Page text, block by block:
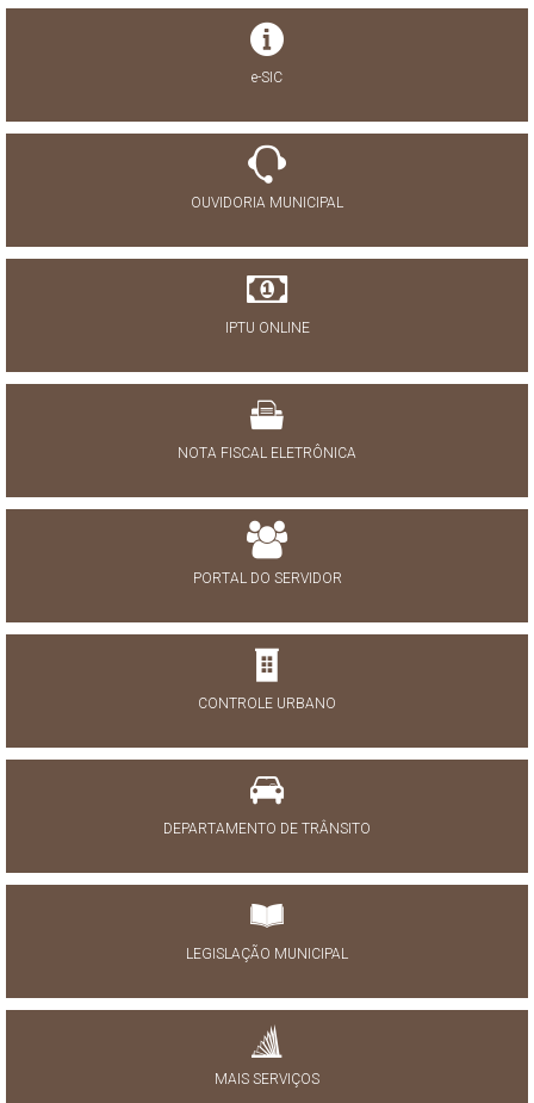
e-SIC
OUVIDORIA MUNICIPAL
IPTU ONLINE
NOTA FISCAL ELETRÔNICA
PORTAL DO SERVIDOR
CONTROLE URBANO
DEPARTAMENTO DE TRÂNSITO
LEGISLAÇÃO MUNICIPAL
MAIS SERVIÇOS